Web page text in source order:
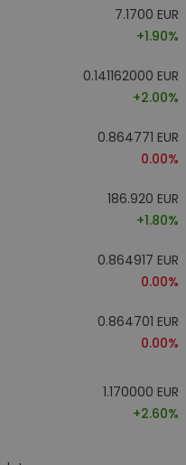
7.1700 EUR
+1.90%
0.141162000 EUR
+2.00%
0.864771 EUR
0.00%
186.920 EUR
+1.80%
0.864917 EUR
0.00%
0.864701 EUR
0.00%
1.170000 EUR
+2.60%